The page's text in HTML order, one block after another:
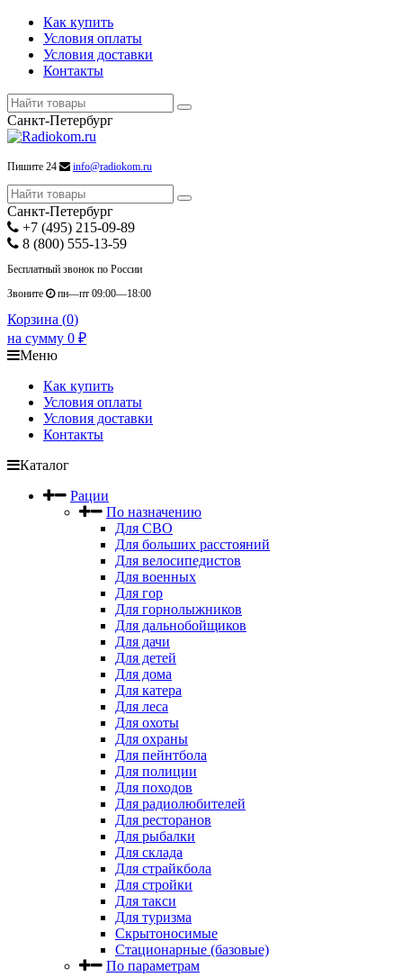
Как купить
Условия оплаты
Условия доставки
Контакты
Санкт-Петербург
Пишите 24 info@radiokom.ru
Санкт-Петербург
+7 (495) 215-09-89
8 (800) 555-13-59
Бесплатный звонок по России
Звоните
пн—пт 09:00—18:00
Корзина (0)
на сумму 0 ₽
Меню
Как купить
Условия оплаты
Условия доставки
Контакты
Каталог
Рации
По назначению
Для СВО
Для больших расстояний
Для велосипедистов
Для военных
Для гор
Для горнолыжников
Для дальнобойщиков
Для дачи
Для детей
Для дома
Для катера
Для леса
Для охоты
Для охраны
Для пейнтбола
Для полиции
Для походов
Для радиолюбителей
Для ресторанов
Для рыбалки
Для склада
Для страйкбола
Для стройки
Для такси
Для туризма
Скрытоносимые
Стационарные (базовые)
По параметрам